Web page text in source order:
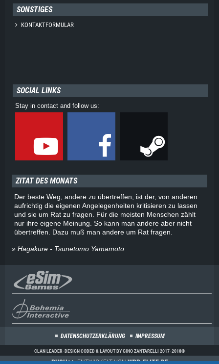
SONSTIGES
KONTAKTFORMULAR
SOCIAL LINKS
Stay in contact and follow us:
ZITAT DES MONATS
Der beste Weg, andere zu übertreffen, ist der, von anderen
aufrichtig die eigenen Angelegenheiten kritisieren zu lassen
und sie um Rat zu fragen. Für die meisten Menschen zählt
nur ihre eigene Meinung. So kann man andere aber nicht
übertreffen. Dazu muß man andere um Rat fragen.
» Hagakure - Tsunetomo Yamamoto
DATENSCHUTZERKLÄRUNG IMPRESSUM
CLAN LEADER-DESIGN CODED & LAYOUT BY GINO ZANTARELLI 2017-2018©
PUSH++, ENTWICKELT VONWBB-ELITE.DE